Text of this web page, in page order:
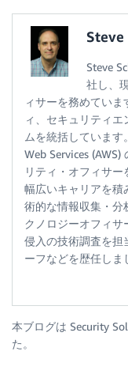
Steve
社し、
ィサーを務めてい
ィ、セキュリティ
ムを統括していま
Web Services
リティ・オフィサ
幅広いキャリアを積
術的な情報収集・分
クノロジーオフィサ
侵入の技術調査を担
ーフなどを歴任しま
本ブログは Security
た。